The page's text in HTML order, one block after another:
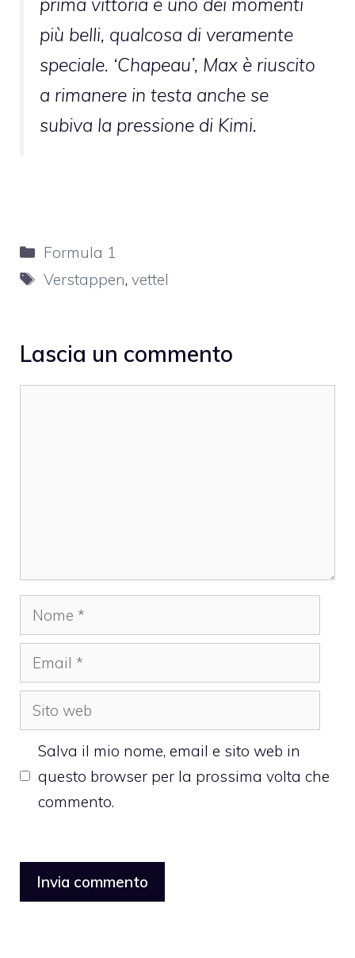
più belli, qualcosa di veramente
speciale. ‘Chapeau’, Max è riuscito
a rimanere in testa anche se
subiva la pressione di Kimi.
Categorie
Formula 1
Tag
Verstappen,vettel
Lascia un commento
Nome
Email
Sito
web
Salva il mio nome, email e sito web in
questo browser per la prossima volta che
commento.